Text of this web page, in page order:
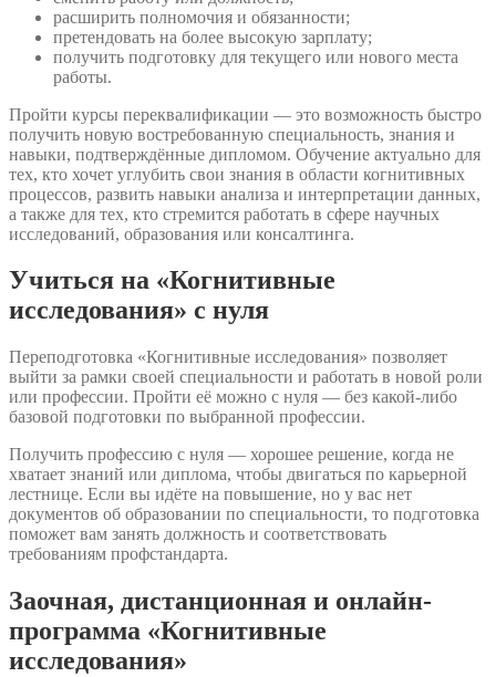
расширить полномочия и обязанности;
претендовать на более высокую зарплату;
получить подготовку для текущего или нового места
работы.
Пройти курсы переквалификации — это возможность быстро
получить новую востребованную специальность, знания и
навыки, подтверждённые дипломом. Обучение актуально для
тех, кто хочет углубить свои знания в области когнитивных
процессов, развить навыки анализа и интерпретации данных,
а также для тех, кто стремится работать в сфере научных
исследований, образования или консалтинга.
Учиться на «Когнитивные
исследования» с нуля
Переподготовка «Когнитивные исследования» позволяет
выйти за рамки своей специальности и работать в новой роли
или профессии. Пройти её можно с нуля — без какой-либо
базовой подготовки по выбранной профессии.
Получить профессию с нуля — хорошее решение, когда не
хватает знаний или диплома, чтобы двигаться по карьерной
лестнице. Если вы идёте на повышение, но у вас нет
документов об образовании по специальности, то подготовка
поможет вам занять должность и соответствовать
требованиям профстандарта.
Заочная, дистанционная и онлайн-
программа «Когнитивные
исследования»